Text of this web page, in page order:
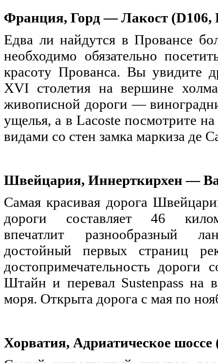
Франция, Горд—Лакост (D106,
Едва ли найдутся в Провансе
необходимо обязательно
красоту Прованса. Вы увидите
XVI столетия на вершине
живописной дороги —
ущелья, а в Lacoste посмотрите
видами со стен замка маркиза де
Швейцария, Иннерткирхен—
Самая красивая дорога
дороги составляет 46
впечатлит разнообразный
достойный первых страниц
достопримечательность дороги
Штайн и перевал Sustenpass на
моря. Открыта дорога с мая по
Хорватия, Адриатическое шоссе